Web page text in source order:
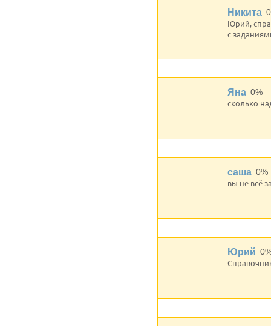
Никита
Юрий,
с
Яна 0%
сколько
саша 0%
вы не всё
Юрий